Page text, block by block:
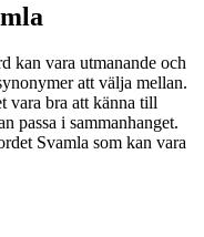
kan vara utmanande och
att välja mellan.
vara bra att känna till
passa i sammanhanget.
Svamla som kan vara